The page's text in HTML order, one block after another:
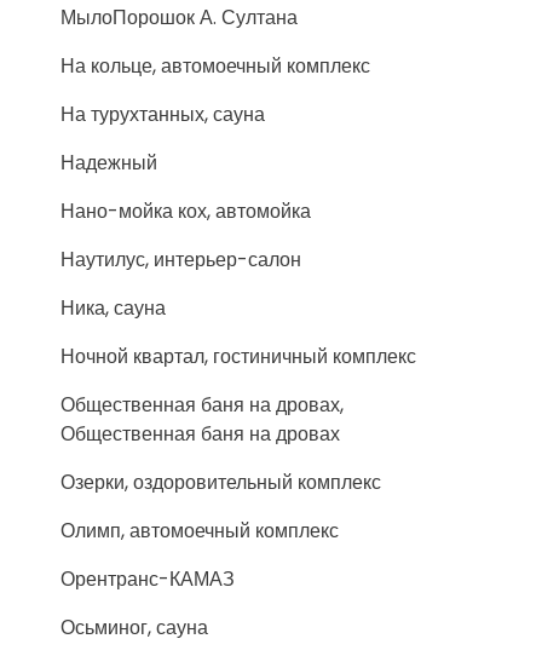
МылоПорошок А. Султана
На кольце, автомоечный комплекс
На турухтанных, сауна
Надежный
Нано-мойка кох, автомойка
Наутилус, интерьер-салон
Ника, сауна
Ночной квартал, гостиничный комплекс
Общественная баня на дровах,
Общественная баня на дровах
Озерки, оздоровительный комплекс
Олимп, автомоечный комплекс
Орентранс-КАМАЗ
Осьминог, сауна